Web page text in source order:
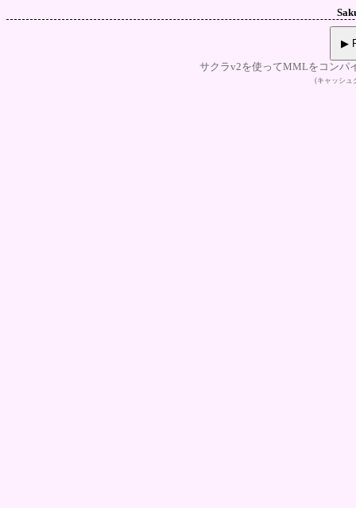
▶
サクラv2を使ってMMLをコンパ
(キャッシュ